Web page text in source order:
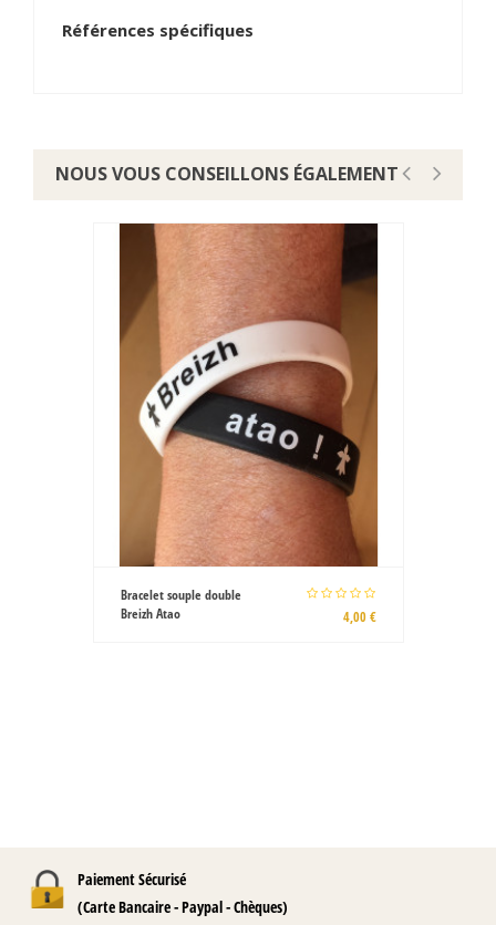
Références spécifiques
NOUS VOUS CONSEILLONS ÉGALEMENT
T-shirt blanc Gwenn ha Du
Paiement Sécurisé
(Carte Bancaire - Paypal - Chèques)